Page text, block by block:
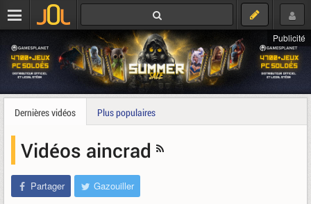
Publicité
Dernières vidéos Plus populaires
Vidéos aincrad
Partager Gazouiller